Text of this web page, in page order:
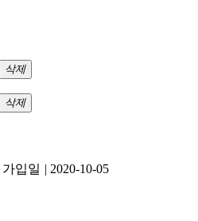
삭제
삭제
가입일 | 2020-10-05